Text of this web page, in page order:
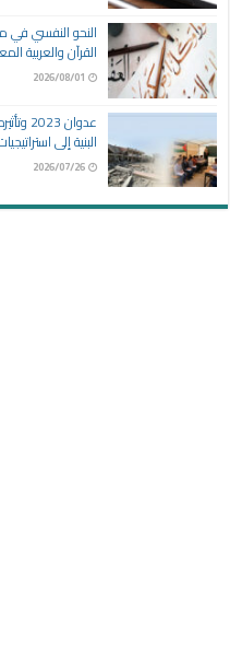
النحو النفسي في
القرآن والعربية
2026/08/01
البنية إلى
2026/07/26